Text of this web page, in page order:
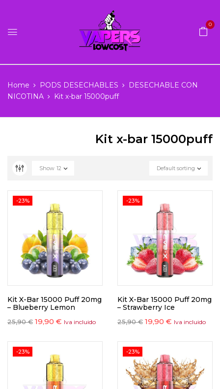
0
Home PODS DESECHABLES
DESECHABLE CON
NICOTINA
Kit x-bar 15000puff
Kit x-bar 15000puff
Default sorting
Show 12
-23%
Kit X-Bar 15000 Puff 20mg
– Blueberry Lemon
25,90€ 19,90 € Iva incluido
-23%
Kit X-Bar 15000 Puff 20mg
– Strawberry Ice
25,90€ 19,90 € Iva incluido
-23% -23%